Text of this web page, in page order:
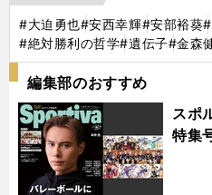
#大迫勇也#安西幸輝#安部裕葵
#絶対勝利の哲学#遺伝子#金森
編集部のおすすめ
スポ
特集